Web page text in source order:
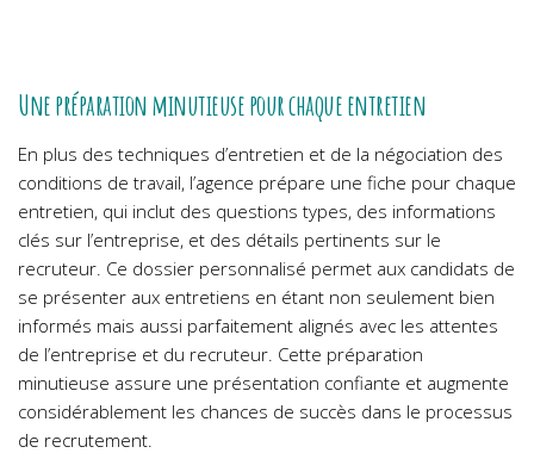
Une préparation minutieuse pour chaque entretien
En plus des techniques d’entretien et de la négociation des
conditions de travail, l’agence prépare une fiche pour chaque
entretien, qui inclut des questions types, des informations
clés sur l’entreprise, et des détails pertinents sur le
recruteur. Ce dossier personnalisé permet aux candidats de
se présenter aux entretiens en étant non seulement bien
informés mais aussi parfaitement alignés avec les attentes
de l’entreprise et du recruteur. Cette préparation
minutieuse assure une présentation confiante et augmente
considérablement les chances de succès dans le processus
de recrutement.